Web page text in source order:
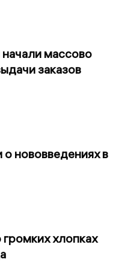
массово
заказов
нововведениях в
хлопках